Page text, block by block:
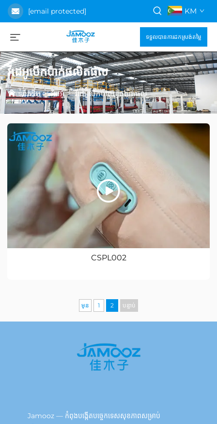
[email protected] KM
ទទួលបានការដកស្រង់តម្លៃ
វីដេអូបើកប៉ាក់ផលិតផល
ទំព័រដើម>វីដេអូ>វីដេអូបើកបំពេញផលិតផល
CSPL002
មុន 1 2 បន្ទាប់
Jamooz — កំពុងបង្កើតបច្ចេកទេសសុខភាពសម្រាប់